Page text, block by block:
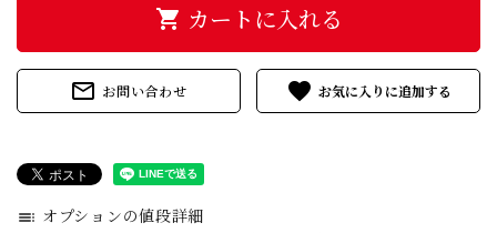
shopping_cart カートに入れる
mail_outline お問い合わせ favorite
toc オプションの値段詳細